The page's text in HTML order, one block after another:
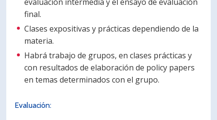
final.
Clases expositivas y prácticas dependiendo de la
materia.
Habrá trabajo de grupos, en clases prácticas y
con resultados de elaboración de policy papers
en temas determinados con el grupo.
Evaluación: